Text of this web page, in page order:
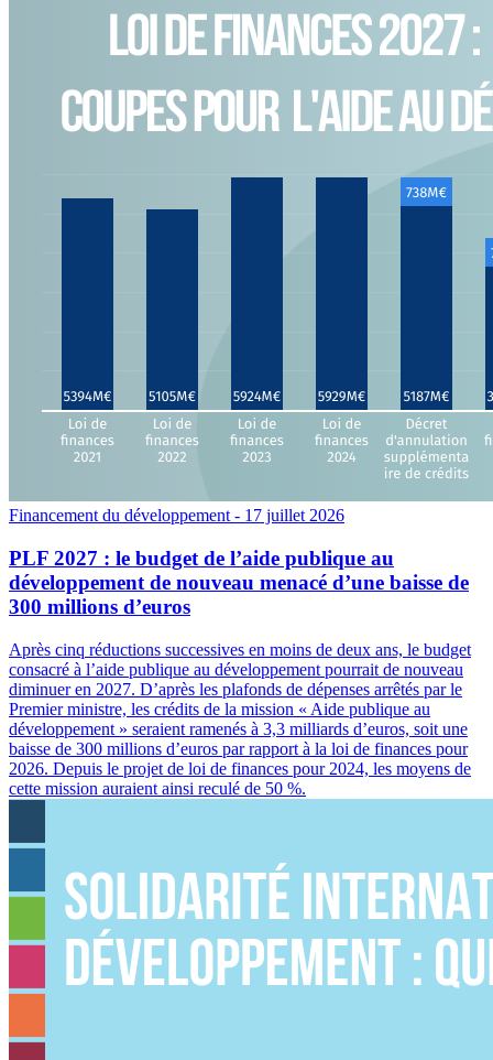
Financement du développement - 17 juillet 2026
PLF 2027 : le budget de l’aide publique au
développement de nouveau menacé d’une baisse de
300 millions d’euros
Après cinq réductions successives en moins de deux ans, le budget
consacré à l’aide publique au développement pourrait de nouveau
diminuer en 2027. D’après les plafonds de dépenses arrêtés par le
Premier ministre, les crédits de la mission « Aide publique au
développement » seraient ramenés à 3,3 milliards d’euros, soit une
baisse de 300 millions d’euros par rapport à la loi de finances pour
2026. Depuis le projet de loi de finances pour 2024, les moyens de
cette mission auraient ainsi reculé de 50 %.